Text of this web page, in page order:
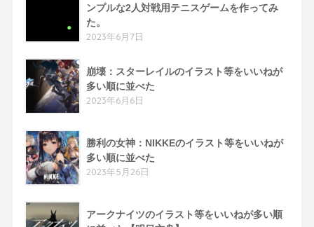
ンプルな2人対戦用テニスゲームを作ってみ
た。
2023年6月7日
崩壊：スターレイルのイラスト等をいいねが
多い順に並べた
2023年6月6日
勝利の女神：NIKKEのイラスト等をいいねが
多い順に並べた
2023年5月26日
アークナイツのイラスト等をいいねが多い順